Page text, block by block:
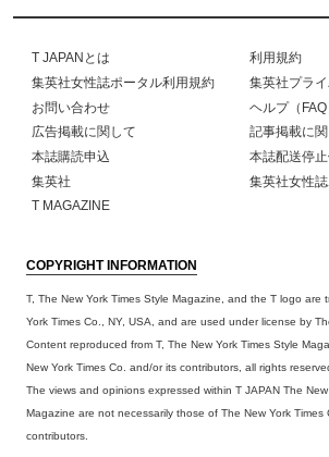
T JAPANとは
利用規約
集英社女性誌ポータル利用規約
集英社プラ
お問い合わせ
ヘルプ（FAQ
広告掲載に関して
記事掲載に
本誌購読申込
本誌配送停
集英社
集英社女性
T MAGAZINE
COPYRIGHT INFORMATION
T, The New York Times Style Magazine, and the T logo are
York Times Co., NY, USA, and are used under license by
Content reproduced from T, The New York Times Style
New York Times Co. and/or its contributors, all rights
The views and opinions expressed within T JAPAN The New
Magazine are not necessarily those of The New York
contributors.